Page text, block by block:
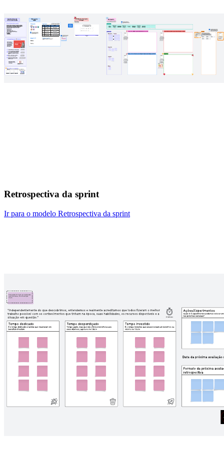
Retrospectiva da sprint
Ir para o modelo Retrospectiva da sprint